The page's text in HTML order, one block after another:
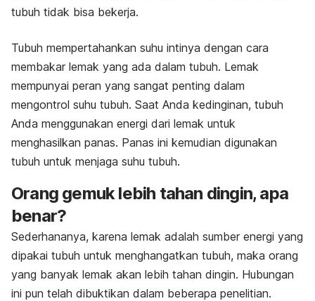
tubuh tidak bisa bekerja.
Tubuh mempertahankan suhu intinya dengan cara
membakar lemak yang ada dalam tubuh. Lemak
mempunyai peran yang sangat penting dalam
mengontrol suhu tubuh. Saat Anda kedinginan, tubuh
Anda menggunakan energi dari lemak untuk
menghasilkan panas. Panas ini kemudian digunakan
tubuh untuk menjaga suhu tubuh.
Orang gemuk lebih tahan dingin, apa
benar?
Sederhananya, karena lemak adalah sumber energi yang
dipakai tubuh untuk menghangatkan tubuh, maka orang
yang banyak lemak akan lebih tahan dingin. Hubungan
ini pun telah dibuktikan dalam beberapa penelitian.